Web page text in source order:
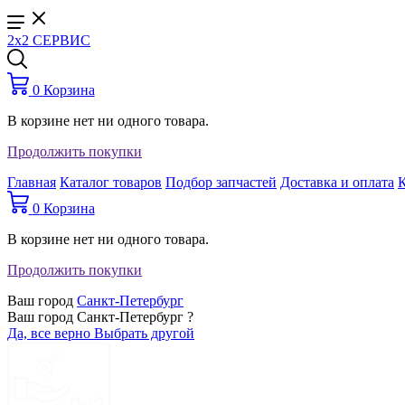
2x2 СЕРВИС
0 Корзина
В корзине нет ни одного товара.
Продолжить покупки
Главная Каталог товаров Подбор запчастей Доставка и оплата
0 Корзина
В корзине нет ни одного товара.
Продолжить покупки
Ваш город Санкт-Петербург
Ваш город Санкт-Петербург ?
Да, все верно Выбрать другой